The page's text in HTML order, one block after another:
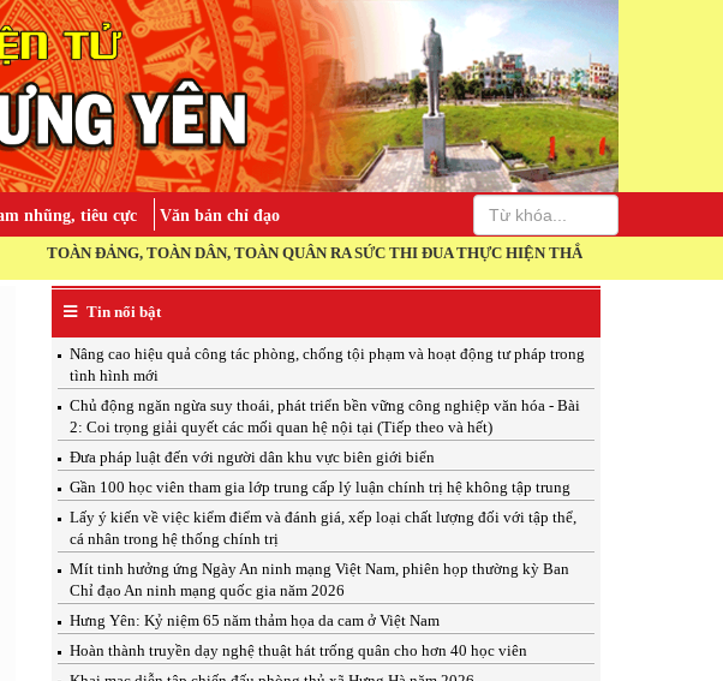
nhũng, tiêu cực Văn bản chỉ đạo
ĐẢNG, TOÀN DÂN, TOÀN QUÂN RA SỨC THI ĐUA THỰC HIỆN THẮNG LỢI NGHỊ QUYẾT ĐẠI
Tin nổi bật
Nâng cao hiệu quả công tác phòng, chống tội phạm và hoạt động tư pháp trong
tình hình mới
Chủ động ngăn ngừa suy thoái, phát triển bền vững công nghiệp văn hóa - Bài
2: Coi trọng giải quyết các mối quan hệ nội tại (Tiếp theo và hết)
Đưa pháp luật đến với người dân khu vực biên giới biển
Gần 100 học viên tham gia lớp trung cấp lý luận chính trị hệ không tập trung
Lấy ý kiến về việc kiểm điểm và đánh giá, xếp loại chất lượng đối với tập thể,
cá nhân trong hệ thống chính trị
Mít tinh hưởng ứng Ngày An ninh mạng Việt Nam, phiên họp thường kỳ Ban
Chỉ đạo An ninh mạng quốc gia năm 2026
Hưng Yên: Kỷ niệm 65 năm thảm họa da cam ở Việt Nam
Hoàn thành truyền dạy nghệ thuật hát trống quân cho hơn 40 học viên